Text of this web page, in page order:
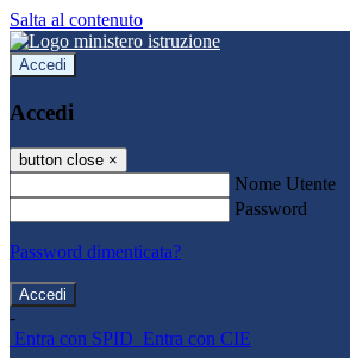
Salta al contenuto
Accedi
Accedi
button close ×
Nome Utente
Password
Password dimenticata?
-
Entra con SPID Entra con CIE